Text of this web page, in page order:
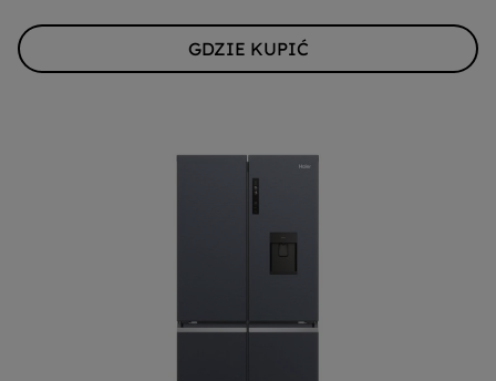
GDZIE KUPIĆ